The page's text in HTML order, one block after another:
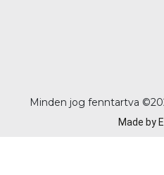
Minden jog fenntartva ©
Made by